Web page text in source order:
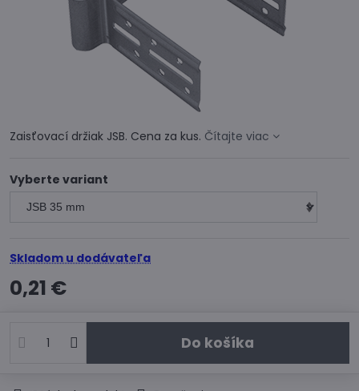
Zaisťovací držiak JSB. Cena za kus. Čítajte viac
Vyberte variant
Skladom u dodávateľa
0,21 €
Do košíka